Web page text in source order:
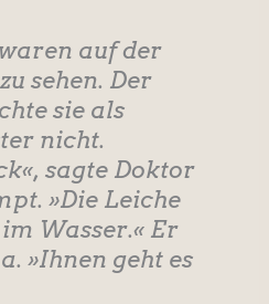
auf der
sehen. Der
sie als
nicht.
sagte Doktor
»Die Leiche
Wasser.« Er
»Ihnen geht es